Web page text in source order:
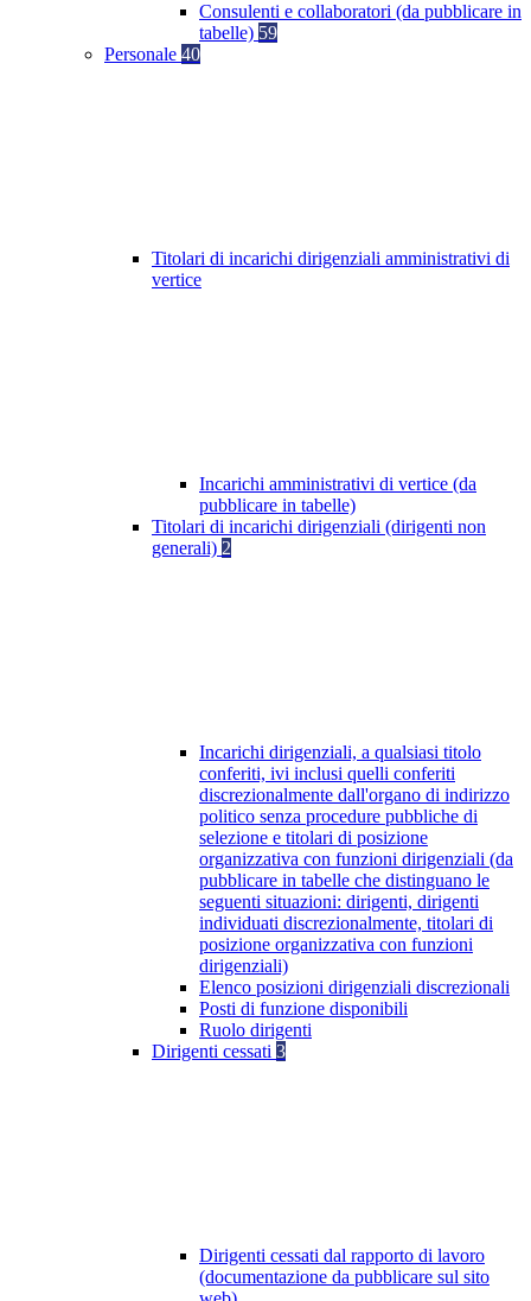
Consulenti e collaboratori (da pubblicare in
tabelle) 59
Personale 40
Titolari di incarichi dirigenziali amministrativi di
vertice
Incarichi amministrativi di vertice (da
pubblicare in tabelle)
Titolari di incarichi dirigenziali (dirigenti non
generali) 2
Incarichi dirigenziali, a qualsiasi titolo
conferiti, ivi inclusi quelli conferiti
discrezionalmente dall'organo di indirizzo
politico senza procedure pubbliche di
selezione e titolari di posizione
organizzativa con funzioni dirigenziali (da
pubblicare in tabelle che distinguano le
seguenti situazioni: dirigenti, dirigenti
individuati discrezionalmente, titolari di
posizione organizzativa con funzioni
dirigenziali)
Elenco posizioni dirigenziali discrezionali
Posti di funzione disponibili
Ruolo dirigenti
Dirigenti cessati 3
Dirigenti cessati dal rapporto di lavoro
(documentazione da pubblicare sul sito